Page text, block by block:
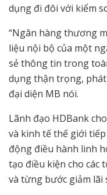
dụng đi đôi với kiểm
“Ngân hàng thương
liệu nội bộ của một
sẻ thông tin trong
dụng thận trọng,
đại diện MB nói.
Lãnh đạo HDBank
và kinh tế thế giới
động điều hành linh
tạo điều kiện cho các
và từng bước giảm lãi